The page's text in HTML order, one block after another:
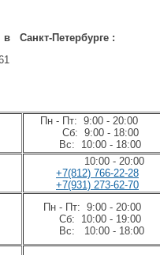
в Санкт-Петербурге :
Пн - Пт: 9:00 - 20:00
Сб: 9:00 - 18:00
Вс: 10:00 - 18:00
10:00 - 20:00
+7(812) 766-22-28
+7(931) 273-62-70
Пн - Пт: 9:00 - 20:00
Сб: 10:00 - 19:00
Вс: 10:00 - 18:00